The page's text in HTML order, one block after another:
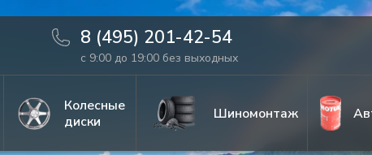
8 (495) 201-42-54
с 9:00 до 19:00 без выходных
Колесные
диски
Шиномонтаж
Фото товара